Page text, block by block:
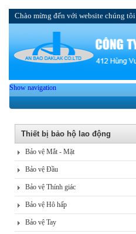
Chào mừng đến với website chúng tôi
Show navigation
Thiết bị bảo hộ lao động
Bảo vệ Mắt - Mặt
Bảo vệ Đầu
Bảo vệ Thính giác
Bảo vệ Hô hấp
Bảo vệ Tay